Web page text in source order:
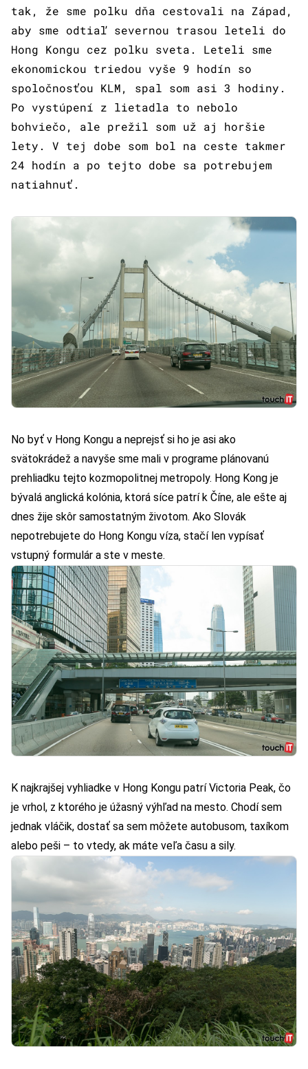
tak, že sme polku dňa cestovali na Západ,
aby sme odtiaľ severnou trasou leteli do
Hong Kongu cez polku sveta. Leteli sme
ekonomickou triedou vyše 9 hodín so
spoločnosťou KLM, spal som asi 3 hodiny.
Po vystúpení z lietadla to nebolo
bohviečo, ale prežil som už aj horšie
lety. V tej dobe som bol na ceste takmer
24 hodín a po tejto dobe sa potrebujem
natiahnuť.
No byť v Hong Kongu a neprejsť si ho je asi ako
svätokrádež a navyše sme mali v programe plánovanú
prehliadku tejto kozmopolitnej metropoly. Hong Kong je
bývalá anglická kolónia, ktorá síce patrí k Číne, ale ešte aj
dnes žije skôr samostatným životom. Ako Slovák
nepotrebujete do Hong Kongu víza, stačí len vypísať
vstupný formulár a ste v meste.
K najkrajšej vyhliadke v Hong Kongu patrí Victoria Peak, čo
je vrhol, z ktorého je úžasný výhľad na mesto. Chodí sem
jednak vláčik, dostať sa sem môžete autobusom, taxíkom
alebo peši – to vtedy, ak máte veľa času a sily.